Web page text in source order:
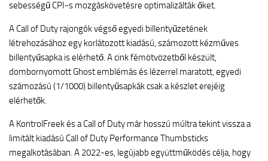
sebességű CPI-s mozgáskövetésre optimalizálták őket.
A Call of Duty rajongók végső egyedi billentyűzetének
létrehozásához egy korlátozott kiadású, számozott kézműves
billentyűsapka is elérhető. A cink fémötvözetből készült,
dombornyomott Ghost emblémás és lézerrel maratott, egyedi
számozású (1/1000) billentyűsapkák csak a készlet erejéig
elérhetők.
A KontrolFreek és a Call of Duty már hosszú múltra tekint vissza a
limitált kiadású Call of Duty Performance Thumbsticks
megalkotásában. A 2022-es, legújabb együttműködés célja, hogy